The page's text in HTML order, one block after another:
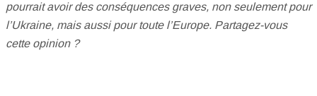
pourrait avoir des conséquences graves, non seulement pour
l’Ukraine, mais aussi pour toute l’Europe. Partagez-vous
cette opinion ?